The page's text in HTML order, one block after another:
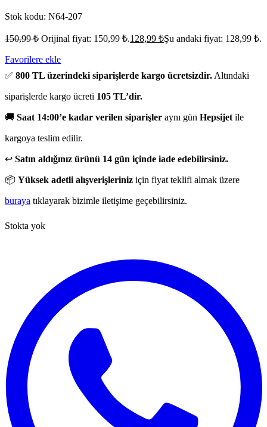
Stok kodu: N64-207
150,99₺ Orijinal fiyat: 150,99 ₺.128,99 ₺Şu andaki fiyat: 128,99 ₺.
Favorilere ekle
✅ 800 TL üzerindeki siparişlerde kargo ücretsizdir. Altındaki
siparişlerde kargo ücreti 105 TL’dir.
🚚 Saat 14:00’e kadar verilen siparişler aynı gün Hepsijet ile
kargoya teslim edilir.
↩️ Satın aldığınız ürünü 14 gün içinde iade edebilirsiniz.
📦 Yüksek adetli alışverişleriniz için fiyat teklifi almak üzere
buraya tıklayarak bizimle iletişime geçebilirsiniz.
Stokta yok